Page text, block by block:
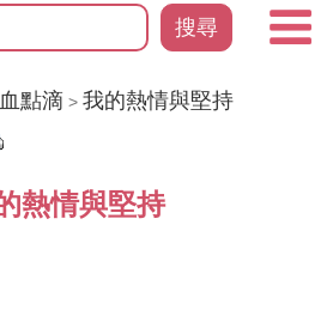
搜尋
點滴 >我的熱情與堅持
熱情與堅持